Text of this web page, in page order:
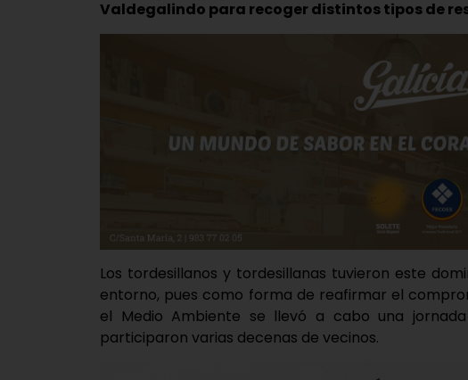
Valdegalindo para recoger distintos tipos de
Los tordesillanos y tordesillanas tuvieron este
entorno, pues como forma de reafirmar el
el Medio Ambiente se llevó a cabo una
participaron varias decenas de vecinos.